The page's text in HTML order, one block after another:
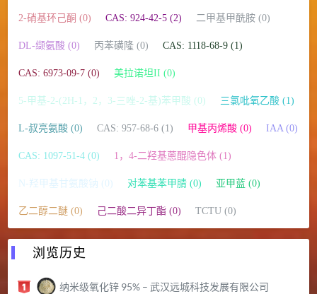
2-硝基环己酮 (0) CAS: 924-42-5 (2) 二甲基甲酰胺 (0)
DL-缬氨酸 (0) 丙苯磺隆 (0) CAS: 1118-68-9 (1)
CAS: 6973-09-7 (0) 美拉诺坦II (0)
5-甲基-2-(2H-1，2，3-三唑-2-基)苯甲酸 (0) 三氯吡氧乙酸 (1)
L-叔亮氨酸 (0) CAS: 957-68-6 (1) 甲基丙烯酸 (0) IAA (0)
CAS: 1097-51-4 (0) 1，4-二羟基蒽醌隐色体 (1)
N-羟甲基甘氨酸钠 (0) 对苯基苯甲腈 (0) 亚甲蓝 (0)
乙二醇二醚 (0) 己二酸二异丁酯 (0) TCTU (0)
浏览历史
纳米级氧化锌 95% – 武汉远城科技发展有限公司